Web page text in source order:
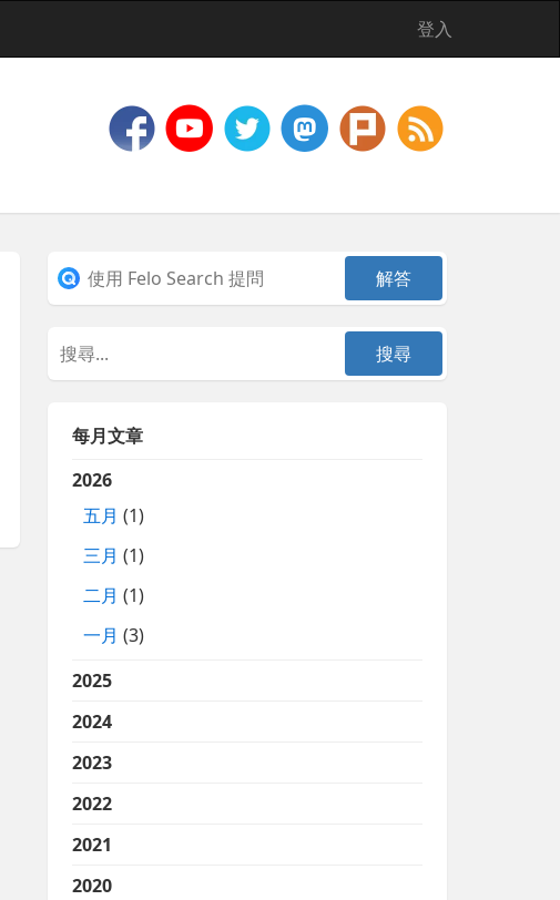
登入
每月文章
2026
五月 (1)
三月 (1)
二月 (1)
一月 (3)
2025
2024
2023
2022
2021
2020